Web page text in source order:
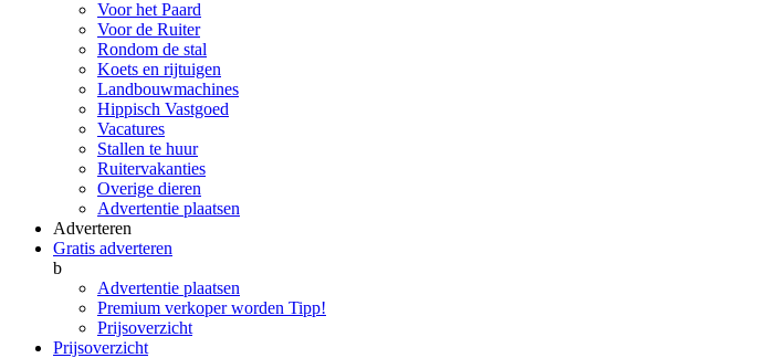
Voor het Paard
Voor de Ruiter
Rondom de stal
Koets en rijtuigen
Landbouwmachines
Hippisch Vastgoed
Vacatures
Stallen te huur
Ruitervakanties
Overige dieren
Advertentie plaatsen
Adverteren
Gratis adverteren
b
Advertentie plaatsen
Premium verkoper worden Tipp!
Prijsoverzicht
Prijsoverzicht